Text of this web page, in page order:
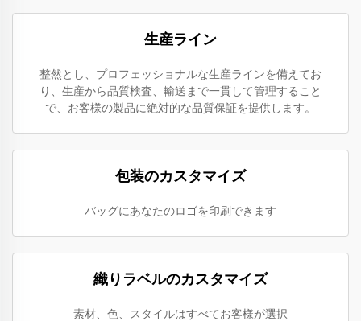
生産ライン
整然とし、プロフェッショナルな生産ラインを備えてお
り、生産から品質検査、輸送まで一貫して管理すること
で、お客様の製品に絶対的な品質保証を提供します。
包装のカスタマイズ
バッグにあなたのロゴを印刷できます
織りラベルのカスタマイズ
素材、色、スタイルはすべてお客様が選択